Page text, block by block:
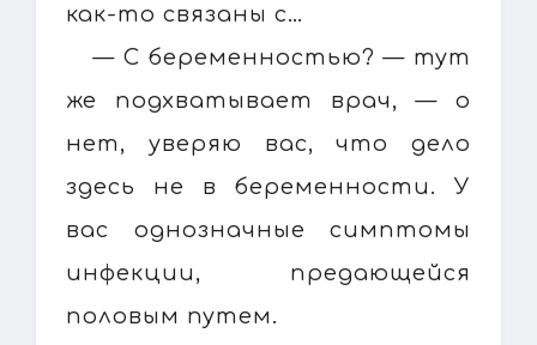
как-то связаны с…
— С беременностью? — тут
же подхватывает врач, — о
нет, уверяю вас, что дело
здесь не в беременности. У
вас однозначные симптомы
инфекции, предающейся
половым путем.